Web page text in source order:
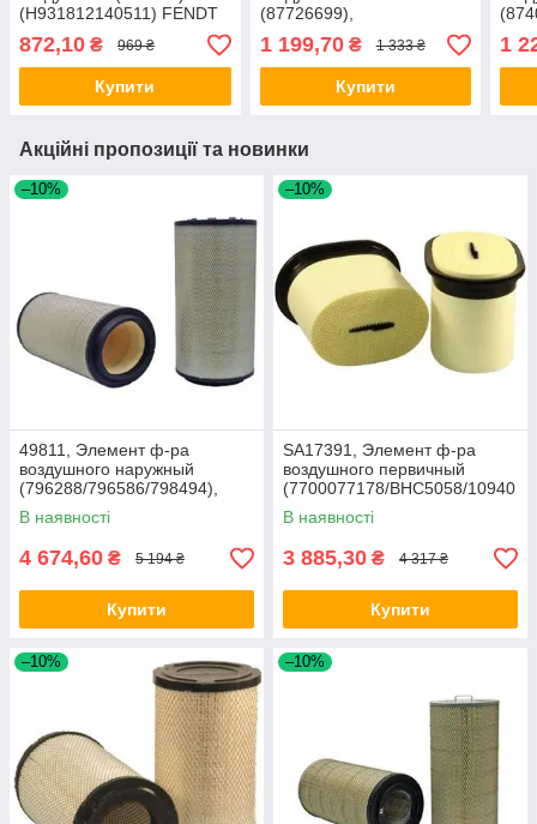
(H931812140511) FENDT
872,10 ₴ 969 ₴
Купити
(87726699),
T7060/Puma210
1 199,70₴ 1 333 ₴
Купити
1
Акційні пропозиції та новинки
–10%
49811, Элемент ф-ра
воздушного наружный
(796288/796586/798494),
Lex440/460/540/560/570,
Xer3300
В наявності
4 674,60 ₴ 5 194 ₴
Купити
–10%
SA17391, Элемент ф-ра
воздушного первичный
(7700077178/BHC5058/10940
05), Claas AXION 850-810
В наявності
3 885,30 ₴ 4 317 ₴
Купити
–10% –10%